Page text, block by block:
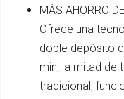
MÁS AHORRO
Ofrece una
doble depósito
min, la mitad de
tradicional,